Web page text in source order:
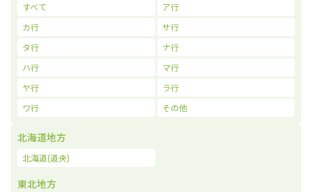
すべて
ア行
カ行
サ行
タ行
ナ行
ハ行
マ行
ヤ行
ラ行
ワ行
その他
北海道地方
北海道(道央)
東北地方